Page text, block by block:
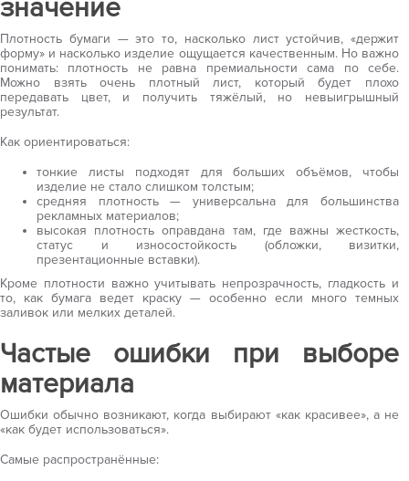
значение
Плотность бумаги — это то, насколько лист устойчив, «держит
форму» и насколько изделие ощущается качественным. Но важно
понимать: плотность не равна премиальности сама по себе.
Можно взять очень плотный лист, который будет плохо
передавать цвет, и получить тяжёлый, но невыигрышный
результат.
Как ориентироваться:
тонкие листы подходят для больших объёмов, чтобы
изделие не стало слишком толстым;
средняя плотность — универсальна для большинства
рекламных материалов;
высокая плотность оправдана там, где важны жесткость,
статус и износостойкость (обложки, визитки,
презентационные вставки).
Кроме плотности важно учитывать непрозрачность, гладкость и
то, как бумага ведет краску — особенно если много темных
заливок или мелких деталей.
Частые ошибки при выборе
материала
Ошибки обычно возникают, когда выбирают «как красивее», а не
«как будет использоваться».
Самые распространённые: